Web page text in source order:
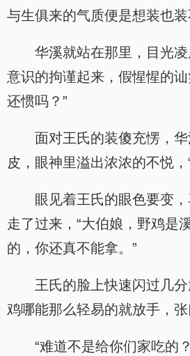
与生俱来的气质便是想装也装
华溪就站在那里，目光
意识的拘谨起来，假惺惺的
还惯吗？”
面对王氏的装傻充愣，
皮，眼神里溢出浓浓的不悦，
眼见着王氏的眼色要变
走了过来，“大伯娘，野鸡是
的，你还真不能拿。”
王氏的脸上快速闪过几
鸡哪能那么轻易的就放手，张
“难道不是给你们家吃的